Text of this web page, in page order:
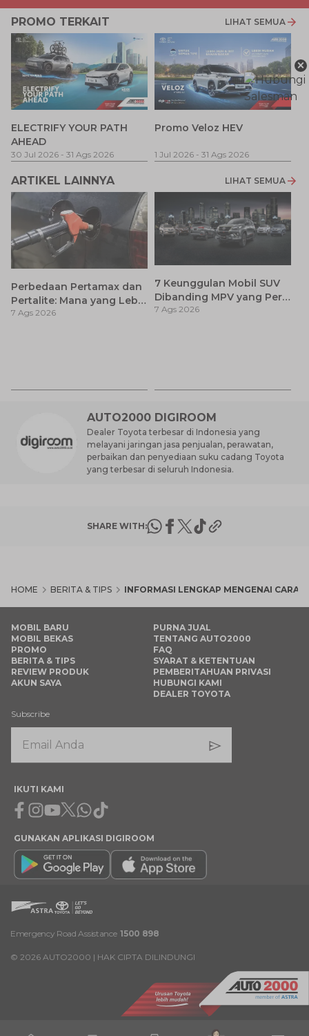
PROMO TERKAIT LIHAT SEMUA
ELECTRIFY YOUR PATH
AHEAD
30 Jul 2026 - 31 Ags 2026
Promo Veloz HEV
1 Jul 2026 - 31 Ags 2026
ARTIKEL LAINNYA LIHAT SEMUA
Perbedaan Pertamax dan
Pertalite: Mana yang Lebih
Baik untuk Mobil Toyota
7 Ags 2026
7 Keunggulan Mobil SUV
Dibanding MPV yang Perlu
Anda Ketahui
7 Ags 2026
AUTO2000 DIGIROOM
Dealer Toyota terbesar di Indonesia yang
melayani jaringan jasa penjualan, perawatan,
perbaikan dan penyediaan suku cadang Toyota
yang terbesar di seluruh Indonesia.
SHARE WITH:
HOME BERITA & TIPS INFORMASI LENGKAP MENGENAI CARA
×
MOBIL BARU
MOBIL BEKAS
PROMO
BERITA & TIPS
REVIEW PRODUK
AKUN SAYA
PURNA JUAL
TENTANG AUTO2000
FAQ
SYARAT & KETENTUAN
PEMBERITAHUAN PRIVASI
HUBUNGI KAMI
DEALER TOYOTA
Subscribe
IKUTI KAMI
Facebook
Instagram
Youtube
X Whatsapp
Tiktok
GUNAKAN APLIKASI DIGIROOM
Emergency Road Assistance 1500 898
© 2026 AUTO2000 | HAK CIPTA DILINDUNGI